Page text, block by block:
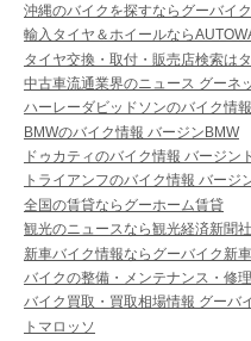
沖縄のバイクを探すならグーバイ
輸入タイヤ＆ホイールなら
タイヤ交換・取付・販売店検索は
中古車流通業界のニュース グーネ
ハーレーダビッドソンのバイク情
BMWのバイク情報 バージンBMW
ドゥカティのバイク情報 バージン
トライアンフのバイク情報 バージ
全国の賃貸ならグーホーム賃貸
観光のニュースなら観光経済新聞社
新車バイク情報ならグーバイク新車
バイクの整備・メンテナンス・修
バイク買取・買取相場情報 グーバ
トマロッソ